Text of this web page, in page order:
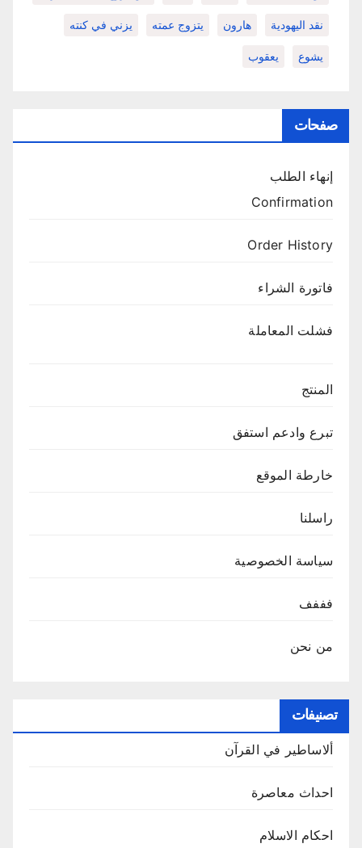
نقد اليهودية هارون يتزوج عمته يزني في كنته
يشوع يعقوب
صفحات
إنهاء الطلب
Confirmation
Order History
فاتورة الشراء
فشلت المعاملة
المنتج
تبرع وادعم استفق
خارطة الموقع
راسلنا
سياسة الخصوصية
فففف
من نحن
تصنيفات
ألاساطير في القرآن
احداث معاصرة
احكام الاسلام